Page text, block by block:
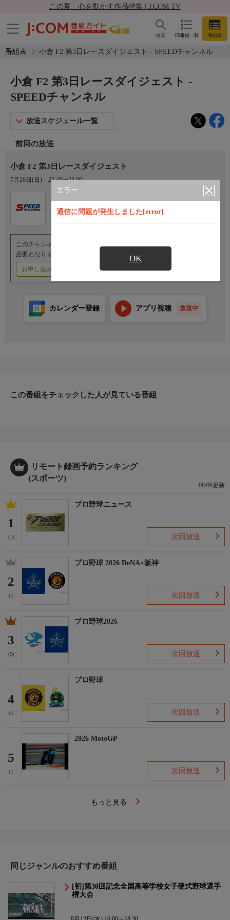
この夏、心を動かす作品特集 | J:COM TV
CS番組一覧 番組表
検索
番組表 小倉 F2 第3日レースダイジェスト - SPEEDチャンネル
エラー
通信に問題が発生しました[error]
OK
小倉 F2 第3日レースダイジェスト -
SPEEDチャンネル
放送スケジュール一覧
前回の放送
小倉 F2 第3日レースダイジェスト
7月26日(日) 22:40〜23:00
このチャンネルのご視聴には、オプションチャンネル(有料)のご契約が
必要となります。
お申し込みはこちら ご利用料金はこちら
カレンダー登録 アプリ視聴 放送中
この番組をチェックした人が見ている番組
リモート録画予約ランキング
(スポーツ)
08/06更新
1
(1)
プロ野球ニュース
次回放送
2
(-)
プロ野球 2026 DeNA×阪神
次回放送
3
(5)
プロ野球2026
次回放送
4
(-)
プロ野球
次回放送
5
(-)
2026 MotoGP
次回放送
もっと見る
同じジャンルのおすすめ番組
[初]第30回記念全国高等学校女子硬式野球選手
権大会